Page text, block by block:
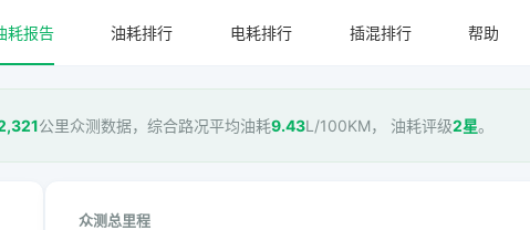
耗报告 油耗排行 电耗排行 插混排行 帮助
公里众测数据，综合路况平均油耗9.43L/100KM， 油耗评级2星。
众测总里程